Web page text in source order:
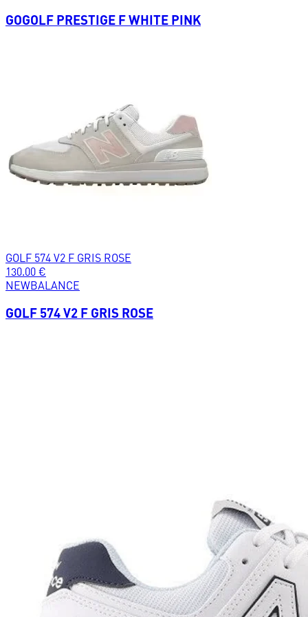
GOGOLF PRESTIGE F WHITE PINK
GOLF 574 V2 F GRIS ROSE
130.00 €
NEWBALANCE
GOLF 574 V2 F GRIS ROSE